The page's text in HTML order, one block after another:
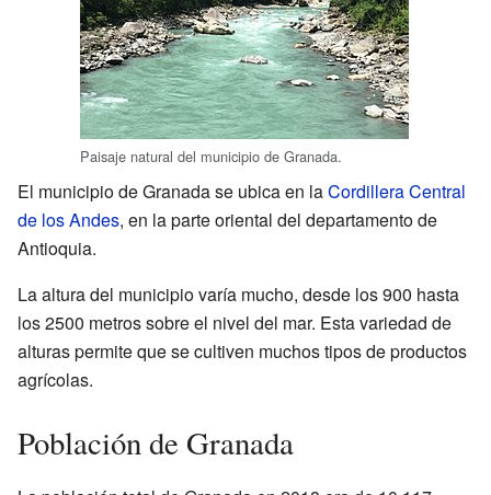
Paisaje natural del municipio de Granada.
El municipio de Granada se ubica en laCordillera Central
de los Andes, en la parte oriental del departamento de
Antioquia.
La altura del municipio varía mucho, desde los 900 hasta
los 2500 metros sobre el nivel del mar. Esta variedad de
alturas permite que se cultiven muchos tipos de productos
agrícolas.
Población de Granada